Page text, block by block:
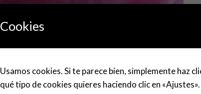
Cookies
Usamos cookies. Si te parece bien, simplemente haz
qué tipo de cookies quieres haciendo clic en «Ajustes».